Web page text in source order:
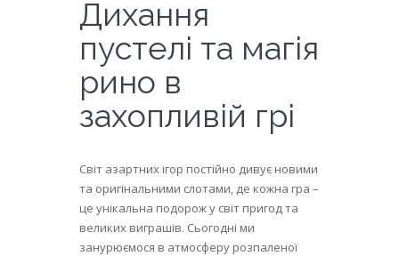
Дихання
пустелі та магія
рино в
захопливій грі
Світ азартних ігор постійно дивує новими
та оригінальними слотами, де кожна гра –
це унікальна подорож у світ пригод та
великих виграшів. Сьогодні ми
занурюємося в атмосферу розпаленої